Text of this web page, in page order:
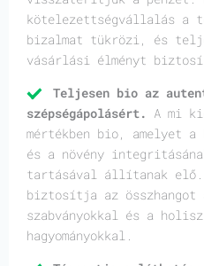
kötelezettségvállalás a
bizalmat tükrözi, és
vásárlási élményt
Teljesen bio az
szépségápolásért. A mi
mértékben bio, amelyet
és a növény
tartásával állítanak elő.
biztosítja az összhangot
szabványokkal és a
hagyományokkal.